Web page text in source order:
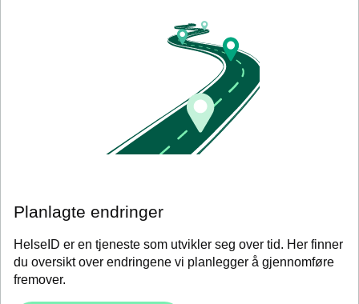
Planlagte endringer
HelseID er en tjeneste som utvikler seg over tid. Her finner
du oversikt over endringene vi planlegger å gjennomføre
fremover.